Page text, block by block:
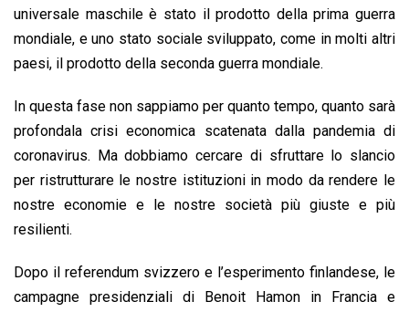
universale maschile è stato il prodotto della prima guerra
mondiale, e uno stato sociale sviluppato, come in molti altri
paesi, il prodotto della seconda guerra mondiale.
In questa fase non sappiamo per quanto tempo, quanto sarà
profondala crisi economica scatenata dalla pandemia di
coronavirus. Ma dobbiamo cercare di sfruttare lo slancio
per ristrutturare le nostre istituzioni in modo da rendere le
nostre economie e le nostre società più giuste e più
resilienti.
Dopo il referendum svizzero e l’esperimento finlandese, le
campagne presidenziali di Benoit Hamon in Francia e